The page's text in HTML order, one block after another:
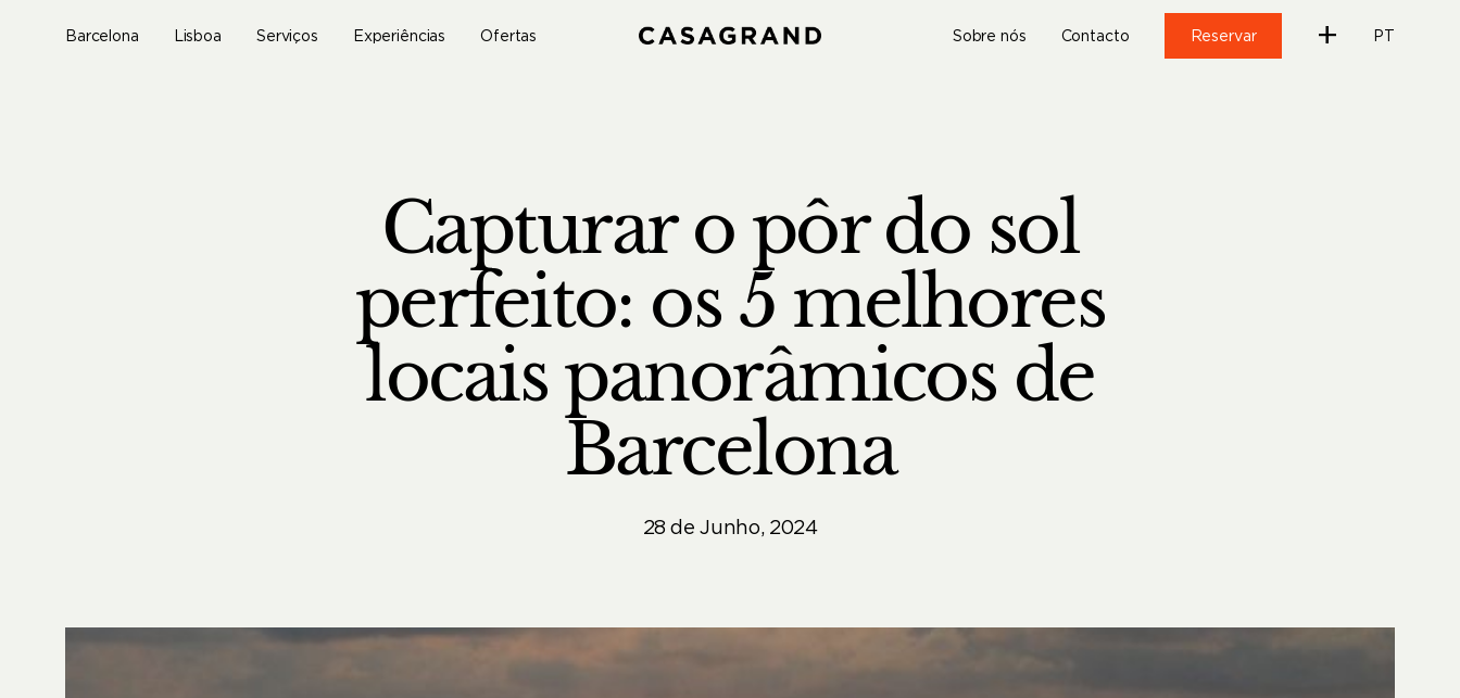
Barcelona Lisboa Serviços Experiências Ofertas Sobre nós Contacto Reservar + PT
Capturar o pôr do sol
perfeito: os 5 melhores
locais panorâmicos de
Barcelona
28 de Junho, 2024